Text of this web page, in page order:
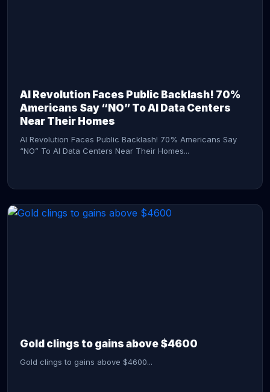
AI Revolution Faces Public Backlash! 70%
Americans Say “NO” To AI Data Centers
Near Their Homes
AI Revolution Faces Public Backlash! 70% Americans Say
“NO” To AI Data Centers Near Their Homes...
Gold clings to gains above $4600
Gold clings to gains above $4600...